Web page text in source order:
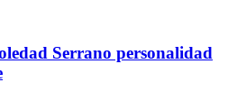
Serrano personalidad